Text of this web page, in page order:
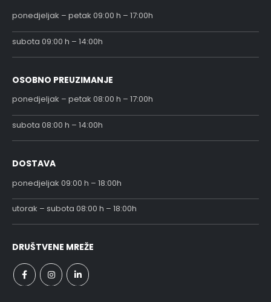
ponedjeljak – petak 09:00 h – 17:00h
subota 09:00 h – 14:00h
OSOBNO PREUZIMANJE
ponedjeljak – petak 08:00 h – 17:00h
subota 08:00 h – 14:00h
DOSTAVA
ponedjeljak 09:00 h – 18:00h
utorak – subota 08:00 h – 18:00h
DRUŠTVENE MREŽE